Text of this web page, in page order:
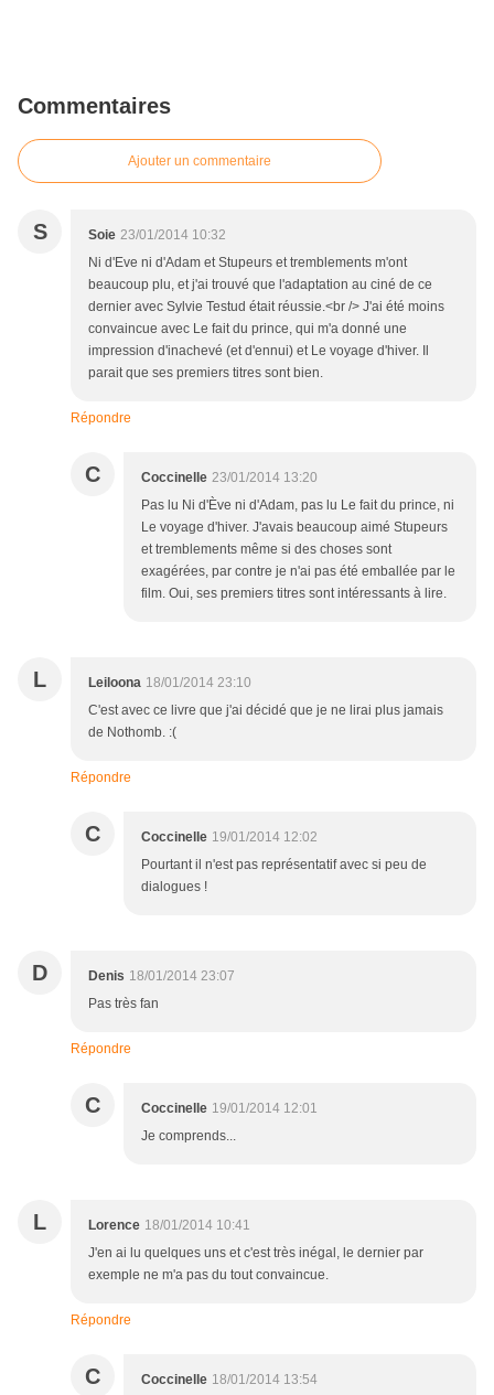
Commentaires
Ajouter un commentaire
S Soie 23/01/2014 10:32
Ni d'Eve ni d'Adam et Stupeurs et tremblements m'ont
beaucoup plu, et j'ai trouvé que l'adaptation au ciné de ce
dernier avec Sylvie Testud était réussie.<br /> J'ai été moins
convaincue avec Le fait du prince, qui m'a donné une
impression d'inachevé (et d'ennui) et Le voyage d'hiver. Il
parait que ses premiers titres sont bien.
Répondre
C Coccinelle 23/01/2014 13:20
Pas lu Ni d'Ève ni d'Adam, pas lu Le fait du prince, ni
Le voyage d'hiver. J'avais beaucoup aimé Stupeurs
et tremblements même si des choses sont
exagérées, par contre je n'ai pas été emballée par le
film. Oui, ses premiers titres sont intéressants à lire.
L Leiloona 18/01/2014 23:10
C'est avec ce livre que j'ai décidé que je ne lirai plus jamais
de Nothomb. :(
Répondre
C Coccinelle 19/01/2014 12:02
Pourtant il n'est pas représentatif avec si peu de
dialogues !
D Denis 18/01/2014 23:07
Pas très fan
Répondre
C Coccinelle 19/01/2014 12:01
Je comprends...
L Lorence 18/01/2014 10:41
J'en ai lu quelques uns et c'est très inégal, le dernier par
exemple ne m'a pas du tout convaincue.
Répondre
C Coccinelle 18/01/2014 13:54